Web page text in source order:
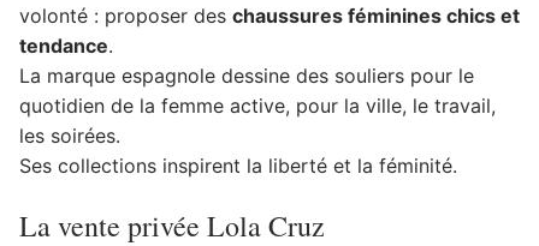
volonté : proposer des chaussures féminines chics et
tendance.
La marque espagnole dessine des souliers pour le
quotidien de la femme active, pour la ville, le travail,
les soirées.
Ses collections inspirent la liberté et la féminité.
La vente privée Lola Cruz